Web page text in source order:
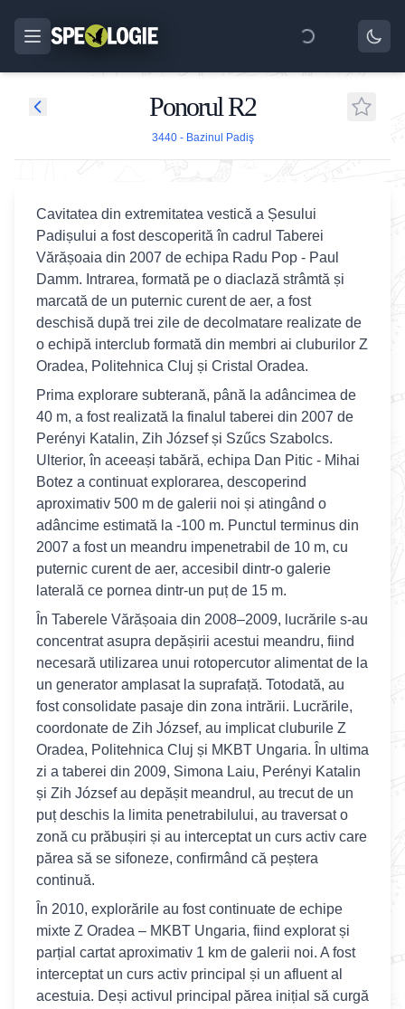
Ponorul R2
3440 - Bazinul Padiş
Cavitatea din extremitatea vestică a Șesului
Padișului a fost descoperită în cadrul Taberei
Vărășoaia din 2007 de echipa Radu Pop - Paul
Damm. Intrarea, formată pe o diaclază strâmtă și
marcată de un puternic curent de aer, a fost
deschisă după trei zile de decolmatare realizate de
o echipă interclub formată din membri ai cluburilor Z
Oradea, Politehnica Cluj și Cristal Oradea.
Prima explorare subterană, până la adâncimea de
40 m, a fost realizată la finalul taberei din 2007 de
Perényi Katalin, Zih József și Szűcs Szabolcs.
Ulterior, în aceeași tabără, echipa Dan Pitic - Mihai
Botez a continuat explorarea, descoperind
aproximativ 500 m de galerii noi și atingând o
adâncime estimată la -100 m. Punctul terminus din
2007 a fost un meandru impenetrabil de 10 m, cu
puternic curent de aer, accesibil dintr-o galerie
laterală ce pornea dintr-un puț de 15 m.
În Taberele Vărășoaia din 2008–2009, lucrările s-au
concentrat asupra depășirii acestui meandru, fiind
necesară utilizarea unui rotopercutor alimentat de la
un generator amplasat la suprafață. Totodată, au
fost consolidate pasaje din zona intrării. Lucrările,
coordonate de Zih József, au implicat cluburile Z
Oradea, Politehnica Cluj și MKBT Ungaria. În ultima
zi a taberei din 2009, Simona Laiu, Perényi Katalin
și Zih József au depășit meandrul, au trecut de un
puț deschis la limita penetrabilului, au traversat o
zonă cu prăbușiri și au interceptat un curs activ care
părea să se sifoneze, confirmând că peștera
continuă.
În 2010, explorările au fost continuate de echipe
mixte Z Oradea – MKBT Ungaria, fiind explorat și
parțial cartat aproximativ 1 km de galerii noi. A fost
interceptat un curs activ principal și un afluent al
acestuia. Deși activul principal părea inițial să curgă